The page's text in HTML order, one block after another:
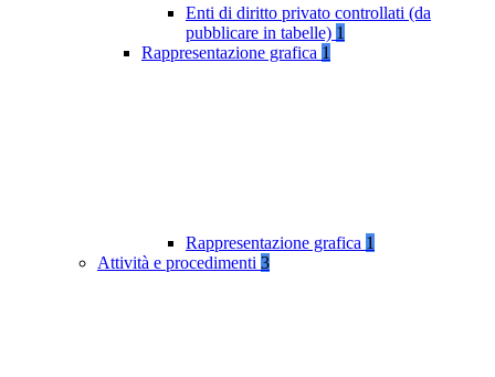
Enti di diritto privato controllati (da
pubblicare in tabelle) 1
Rappresentazione grafica 1
Rappresentazione grafica 1
Attività e procedimenti 3